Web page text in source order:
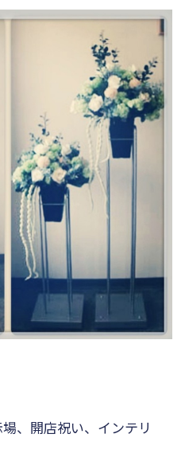
、開店祝い、インテリ